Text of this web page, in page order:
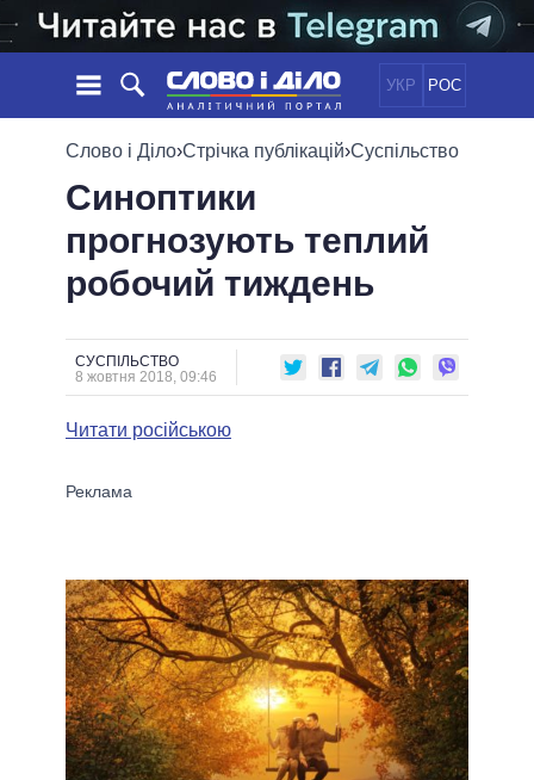
УКР РОС
НОВИНИ
СТРІЧКА
ПОДІЇ
СТАТТІ
ОГЛЯДИ
ДАЙДЖЕСТИ
ЕКОНОМІКА
СУСПІЛЬСТВО
СВІТ
ОБIЦЯНКИ
ПОЛIТИКИ
ПРЕЗИДЕНТ І ОФІС
ВЕРХОВНА РАДА
ІНФОГРАФІКА
ВІДЕО
Слово і Діло›Стрічка публікацій›Суспільство
Синоптики
прогнозують теплий
робочий тиждень
СУСПІЛЬСТВО
8 жовтня 2018, 09:46
Читати російською